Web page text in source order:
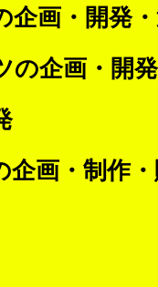
画・開発
の企画・開
画・制作